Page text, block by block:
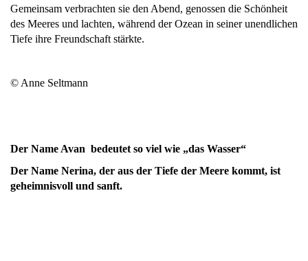
Gemeinsam verbrachten sie den Abend, genossen die Schönheit
des Meeres und lachten, während der Ozean in seiner unendlichen
Tiefe ihre Freundschaft stärkte.
© Anne Seltmann
Der Name Avan bedeutet so viel wie „das Wasser“
Der Name Nerina, der aus der Tiefe der Meere kommt, ist
geheimnisvoll und sanft.